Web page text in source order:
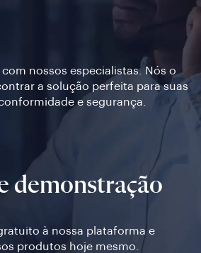
nossos especialistas. Nós o
a solução perfeita para suas
e segurança.
demonstração
à nossa plataforma e
produtos hoje mesmo.